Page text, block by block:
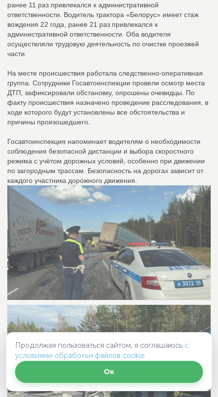
ранее 11 раз привлекался к административной
ответственности. Водитель трактора «Белорус» имеет стаж
вождения 22 года, ранее 21 раз привлекался к
административной ответственности. Оба водителя
осуществляли трудовую деятельность по очистке проезжей
части.
На месте происшествия работала следственно-оперативная
группа. Сотрудники Госавтоинспекции провели осмотр места
ДТП, зафиксировали обстановку, опрошены очевидцы. По
факту происшествия назначено проведение расследования, в
ходе которого будут установлены все обстоятельства и
причины произошедшего.
Госавтоинспекция напоминает водителям о необходимости
соблюдения безопасной дистанции и выбора скоростного
режима с учётом дорожных условий, особенно при движении
по загородным трассам. Безопасность на дорогах зависит от
каждого участника дорожного движения.
Продолжая пользоваться сайтом, я соглашаюсь с
условиями обработки файлов cookie
Ок